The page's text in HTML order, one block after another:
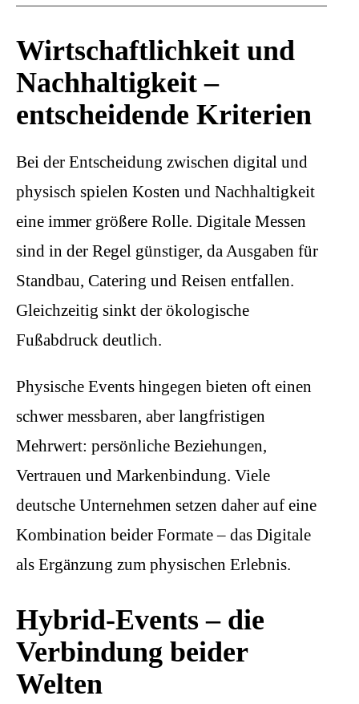
Wirtschaftlichkeit und
Nachhaltigkeit –
entscheidende Kriterien
Bei der Entscheidung zwischen digital und
physisch spielen Kosten und Nachhaltigkeit
eine immer größere Rolle. Digitale Messen
sind in der Regel günstiger, da Ausgaben für
Standbau, Catering und Reisen entfallen.
Gleichzeitig sinkt der ökologische
Fußabdruck deutlich.
Physische Events hingegen bieten oft einen
schwer messbaren, aber langfristigen
Mehrwert: persönliche Beziehungen,
Vertrauen und Markenbindung. Viele
deutsche Unternehmen setzen daher auf eine
Kombination beider Formate – das Digitale
als Ergänzung zum physischen Erlebnis.
Hybrid-Events – die
Verbindung beider
Welten